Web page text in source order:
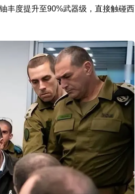
丰度提升至90%武器级，直接触碰西